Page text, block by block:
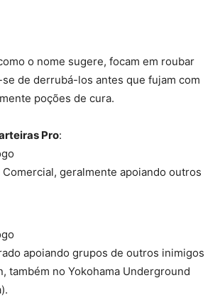
o nome sugere, focam em roubar
de derrubá-los antes que fujam com
poções de cura.
Pro:
geralmente apoiando outros
apoiando grupos de outros inimigos
também no Yokohama Underground